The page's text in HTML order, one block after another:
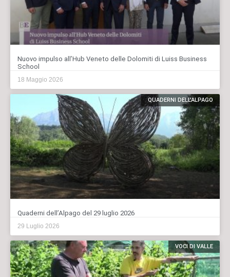
Nuovo impulso all’Hub Veneto delle Dolomiti di Luiss Business
School
18 Maggio 2026
QUADERNI DELL'ALPAGO
Quaderni dell’Alpago del 29 luglio 2026
29 Luglio 2026
VOCI DI VALLE